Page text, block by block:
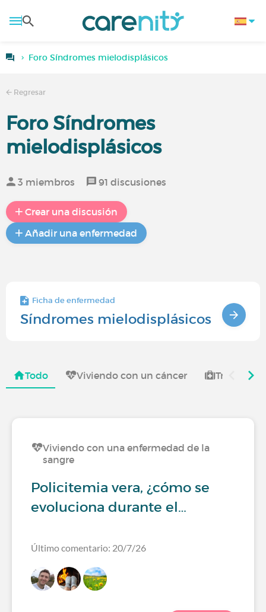
Foro Síndromes mielodisplásicos
Regresar
Foro Síndromes
mielodisplásicos
3 miembros 91 discusiones
Crear una discusión
Añadir una enfermedad
Ficha de enfermedad
Síndromes mielodisplásicos
Todo Viviendo con un cáncer
Viviendo con una enfermedad de la
sangre
Policitemia vera, ¿cómo se
evoluciona durante el…
Último comentario: 20/7/26